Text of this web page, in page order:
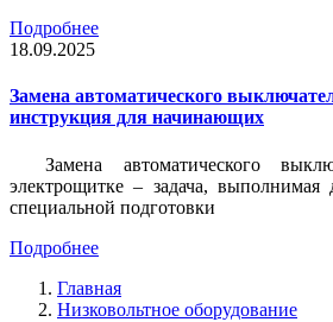
Подробнее
18.09.2025
Замена автоматического
инструкция для начинающих
Замена автоматического
электрощитке – задача, выполнимая
специальной подготовки
Подробнее
Главная
Низковольтное оборудование